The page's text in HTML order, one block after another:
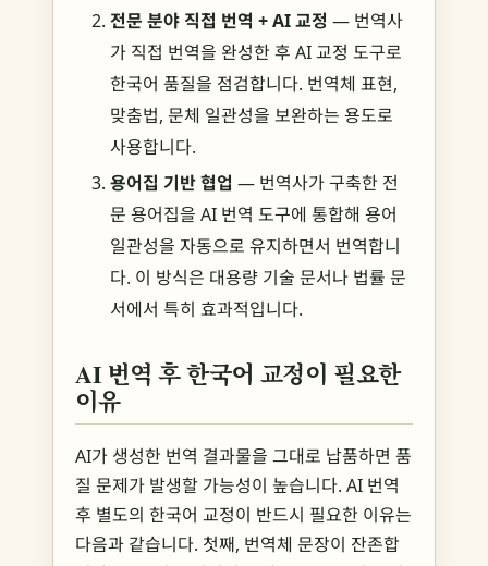
전문 분야 직접 번역 + AI 교정 — 번역사
가 직접 번역을 완성한 후 AI 교정 도구로
한국어 품질을 점검합니다. 번역체 표현,
맞춤법, 문체 일관성을 보완하는 용도로
사용합니다.
용어집 기반 협업 — 번역사가 구축한 전
문 용어집을 AI 번역 도구에 통합해 용어
일관성을 자동으로 유지하면서 번역합니
다. 이 방식은 대용량 기술 문서나 법률 문
서에서 특히 효과적입니다.
AI 번역 후 한국어 교정이 필요한
이유
AI가 생성한 번역 결과물을 그대로 납품하면 품
질 문제가 발생할 가능성이 높습니다. AI 번역
후 별도의 한국어 교정이 반드시 필요한 이유는
다음과 같습니다. 첫째, 번역체 문장이 잔존합